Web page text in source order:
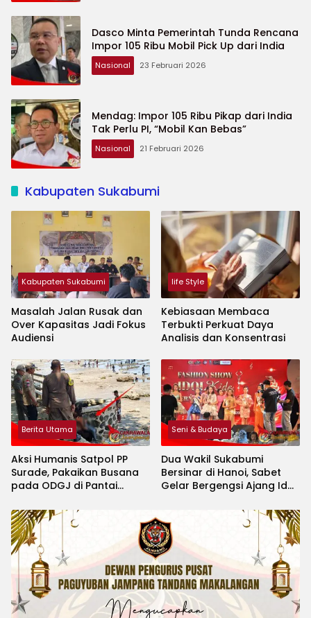
Dasco Minta Pemerintah Tunda Rencana
Impor 105 Ribu Mobil Pick Up dari India
Nasional 23 Februari 2026
Mendag: Impor 105 Ribu Pikap dari India
Tak Perlu PI, “Mobil Kan Bebas”
Nasional 21 Februari 2026
Kabupaten Sukabumi
Kabupaten Sukabumi
Masalah Jalan Rusak dan
Over Kapasitas Jadi Fokus
Audiensi
life Style
Kebiasaan Membaca
Terbukti Perkuat Daya
Analisis dan Konsentrasi
Berita Utama
Aksi Humanis Satpol PP
Surade, Pakaikan Busana
pada ODGJ di Pantai
Seni & Budaya
Dua Wakil Sukabumi
Bersinar di Hanoi, Sabet
Gelar Bergengsi Ajang Idol